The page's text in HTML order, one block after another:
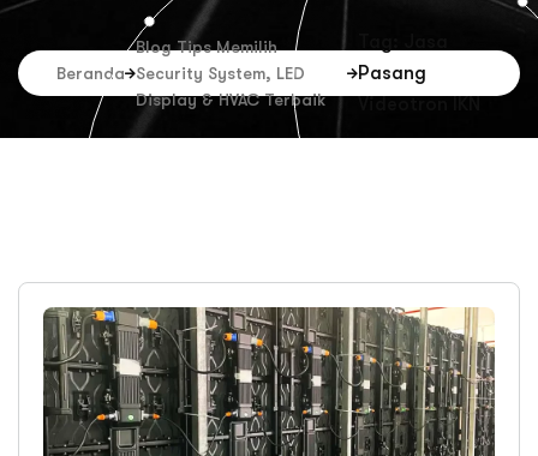
Beranda
Blog Tips Memilih
Security System, LED
Display & HVAC Terbaik
Pasang